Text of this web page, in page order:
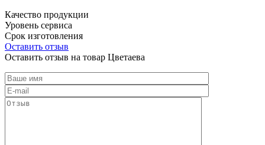
Качество продукции
Уровень сервиса
Срок изготовления
Оставить отзыв
Оставить отзыв на товар Цветаева